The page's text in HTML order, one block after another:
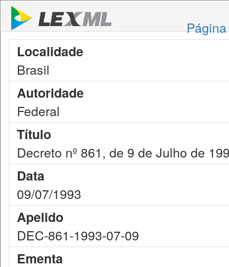
Localidade
Brasil
Autoridade
Federal
Título
Decreto nº 861, de 9 de Julho de
Data
09/07/1993
Apelido
DEC-861-1993-07-09
Ementa